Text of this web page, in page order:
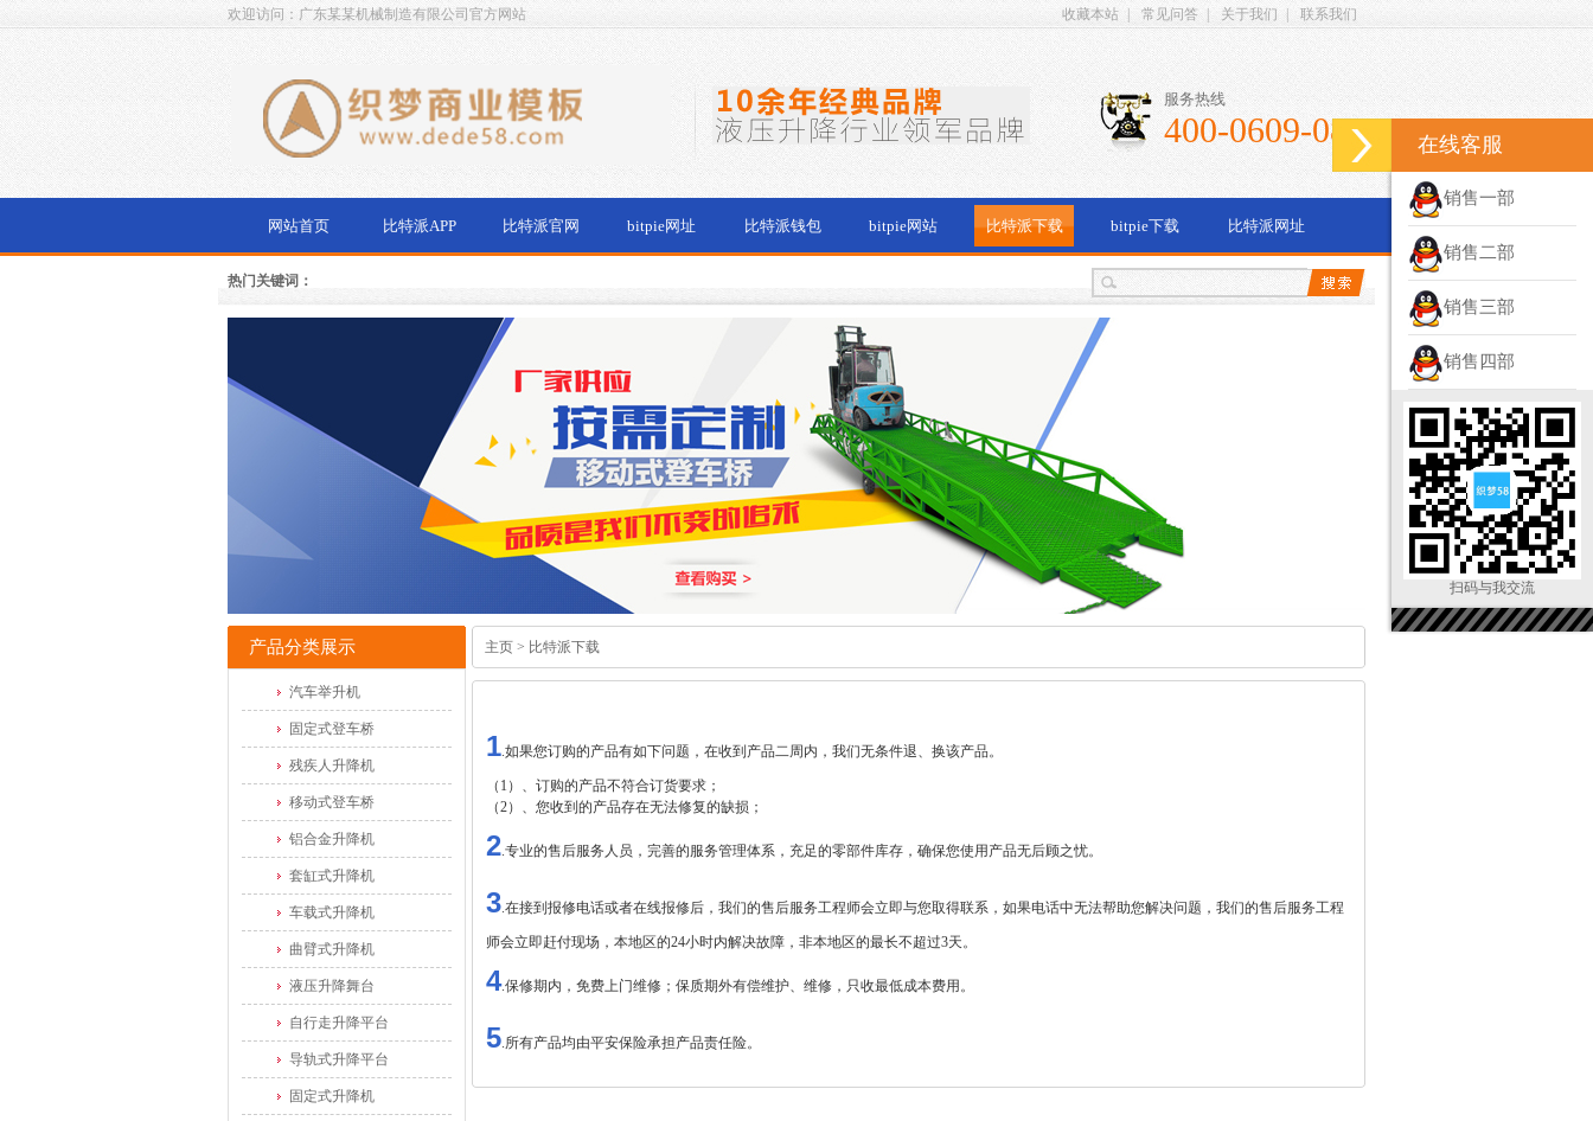
欢迎访问：广东某某机械制造有限公司官方网站 收藏本站 常见问答 关于我们 联系我们
服务热线
400-0609-087
网站首页 比特派APP 比特派官网 bitpie网址 比特派钱包 bitpie网站 比特派下载 bitpie下载 比特派网址
热门关键词：
主页 > 比特派下载
1.如果您订购的产品有如下问题，在收到产品二周内，我们无条件退、换该产品。
（1）、订购的产品不符合订货要求；
（2）、您收到的产品存在无法修复的缺损；
2.专业的售后服务人员，完善的服务管理体系，充足的零部件库存，确保您使用产品无后顾之忧。
3.在接到报修电话或者在线报修后，我们的售后服务工程师会立即与您取得联系，如果电话中无法帮助您解决问题，我们的售后服务工程
师会立即赶付现场，本地区的24小时内解决故障，非本地区的最长不超过3天。
4.保修期内，免费上门维修；保质期外有偿维护、维修，只收最低成本费用。
5.所有产品均由平安保险承担产品责任险。
产品分类展示
汽车举升机
固定式登车桥
残疾人升降机
移动式登车桥
铝合金升降机
套缸式升降机
车载式升降机
曲臂式升降机
液压升降舞台
自行走升降平台
导轨式升降平台
固定式升降机
在线客服
销售一部
销售二部
销售三部
销售四部
扫码与我交流